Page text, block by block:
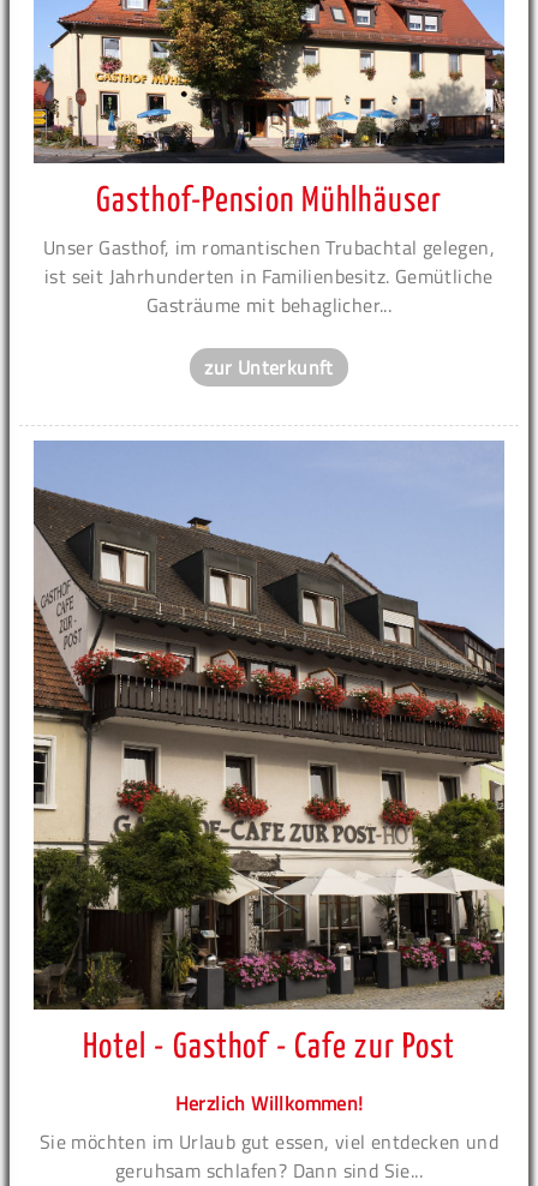
Gasthof-Pension Mühlhäuser
Unser Gasthof, im romantischen Trubachtal gelegen,
ist seit Jahrhunderten in Familienbesitz. Gemütliche
Gasträume mit behaglicher...
zur Unterkunft
Hotel - Gasthof - Cafe zur Post
Herzlich Willkommen!
Sie möchten im Urlaub gut essen, viel entdecken und
geruhsam schlafen? Dann sind Sie...